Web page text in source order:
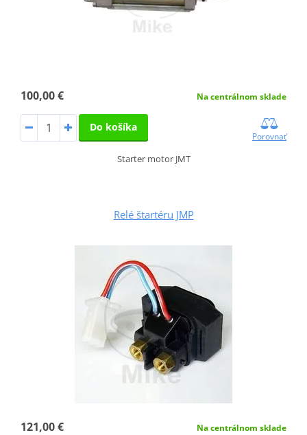
100,00 € Na centrálnom sklade
Do košíka
Porovnať
Starter motor JMT
Relé štartéru JMP
121,00 € Na centrálnom sklade